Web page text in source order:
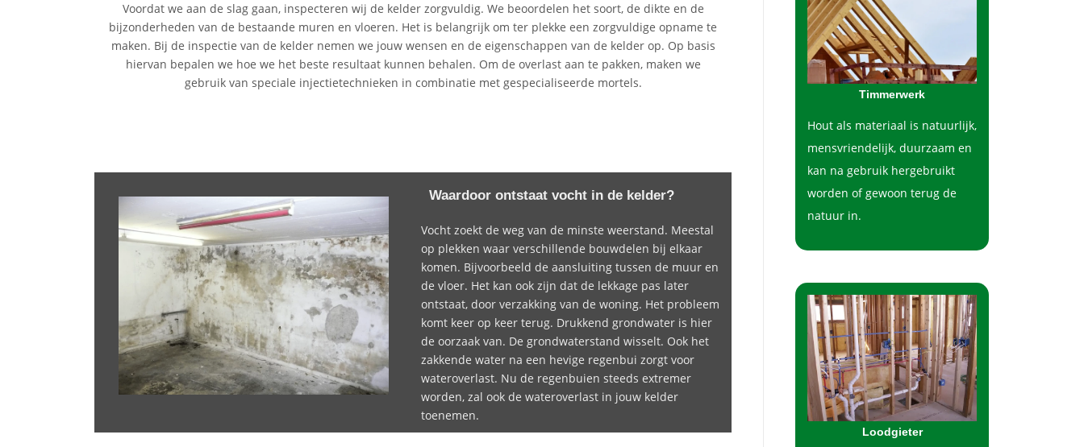
Voordat we aan de slag gaan, inspecteren wij de kelder zorgvuldig. We beoordelen het soort, de dikte en de
bijzonderheden van de bestaande muren en vloeren. Het is belangrijk om ter plekke een zorgvuldige opname te
maken. Bij de inspectie van de kelder nemen we jouw wensen en de eigenschappen van de kelder op. Op basis
hiervan bepalen we hoe we het beste resultaat kunnen behalen. Om de overlast aan te pakken, maken we
gebruik van speciale injectietechnieken in combinatie met gespecialiseerde mortels.
Waardoor ontstaat vocht in de kelder?
Vocht zoekt de weg van de minste weerstand. Meestal
op plekken waar verschillende bouwdelen bij elkaar
komen. Bijvoorbeeld de aansluiting tussen de muur en
de vloer. Het kan ook zijn dat de lekkage pas later
ontstaat, door verzakking van de woning. Het probleem
komt keer op keer terug. Drukkend grondwater is hier
de oorzaak van. De grondwaterstand wisselt. Ook het
zakkende water na een hevige regenbui zorgt voor
wateroverlast. Nu de regenbuien steeds extremer
worden, zal ook de wateroverlast in jouw kelder
toenemen.
Timmerwerk
Hout als materiaal is natuurlijk,
mensvriendelijk, duurzaam en
kan na gebruik hergebruikt
worden of gewoon terug de
natuur in.
Loodgieter